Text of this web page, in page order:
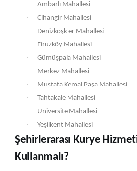
·
Ambarlı Mahallesi
·
Cihangir Mahallesi
·
Denizköşkler Mahallesi
·
Firuzköy Mahallesi
·
Gümüşpala Mahallesi
·
Merkez Mahallesi
·
Mustafa Kemal Paşa Mahallesi
·
Tahtakale Mahallesi
·
Üniversite Mahallesi
·
Yeşilkent Mahallesi
Şehirlerarası Kurye
Kullanmalı?